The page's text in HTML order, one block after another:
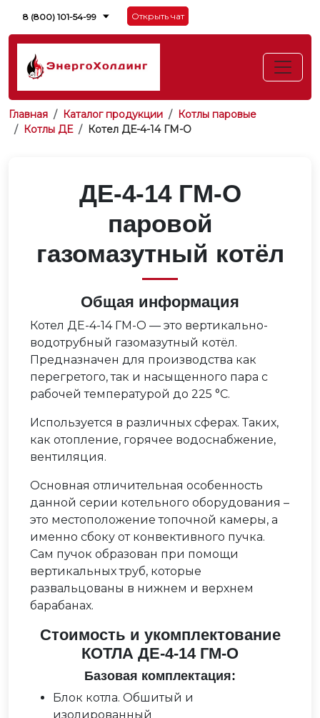
8 (800) 101-54-99 Открыть чат
Главная Каталог продукции
Котлы паровые
Котлы ДЕ
Котел ДЕ-4-14 ГМ-О
ДЕ-4-14 ГМ-О
паровой
газомазутный котёл
Общая информация
Котел ДЕ-4-14 ГМ-О — это вертикально-
водотрубный газомазутный котёл.
Предназначен для производства как
перегретого, так и насыщенного пара с
рабочей температурой до 225 °С.
Используется в различных сферах. Таких,
как отопление, горячее водоснабжение,
вентиляция.
Основная отличительная особенность
данной серии котельного оборудования –
это местоположение топочной камеры, а
именно сбоку от конвективного пучка.
Сам пучок образован при помощи
вертикальных труб, которые
развальцованы в нижнем и верхнем
барабанах.
Стоимость и укомплектование
КОТЛА ДЕ-4-14 ГМ-О
Базовая комплектация:
Блок котла. Обшитый и
изолированный